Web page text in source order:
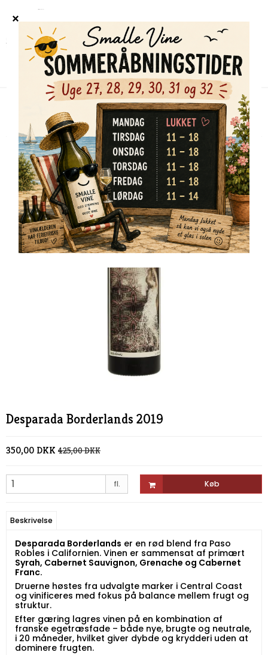
Shop / Alle vine /
Desparada Borderlands 2019
TILBUD
Desparada Borderlands 2019
350,00 DKK 425,00 DKK
fl. Køb
Beskrivelse
Desparada Borderlands er en rød blend fra Paso
Robles i Californien. Vinen er sammensat af primært
Syrah, Cabernet Sauvignon, Grenache og Cabernet
Franc.
Druerne høstes fra udvalgte marker i Central Coast
og vinificeres med fokus på balance mellem frugt og
struktur.
Efter gæring lagres vinen på en kombination af
franske egetræsfade – både nye, brugte og neutrale,
i 20 måneder, hvilket giver dybde og krydderi uden at
dominere frugten.